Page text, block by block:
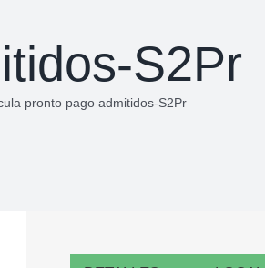
S2Pr
pronto pago admitidos-S2Pr